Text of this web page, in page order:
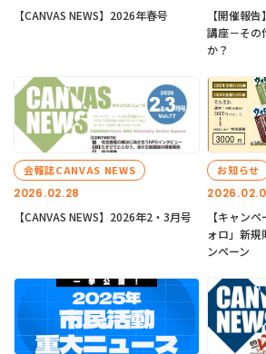
【CANVAS NEWS】2026年春号
【開催報
講座－その
か？
2026.02.28
会報誌CANVAS NEWS
【CANVAS NEWS】2026年2・3月号
お知らせ
【キャン
ォロ」新規
ンペーン